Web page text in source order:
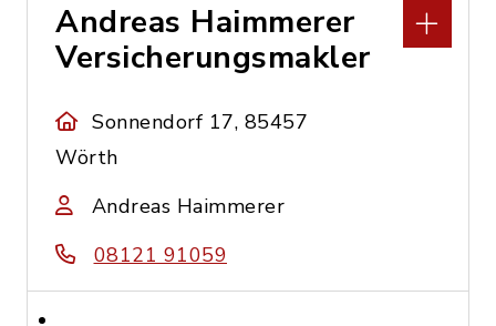
Andreas Haimmerer
Versicherungsmakler
Sonnendorf 17, 85457
Wörth
Andreas Haimmerer
08121 91059